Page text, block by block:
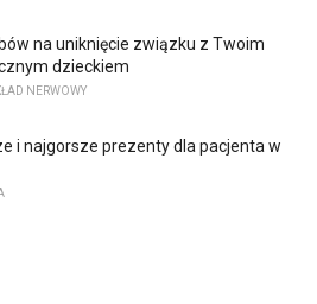
na uniknięcie związku z Twoim
dzieckiem
NERWOWY
i najgorsze prezenty dla pacjenta w